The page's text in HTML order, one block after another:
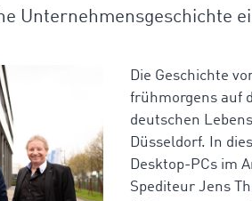
Unternehmensgeschichte
Die Geschichte
frühmorgens auf
deutschen
Düsseldorf. In
Desktop-PCs im
Spediteur Jens